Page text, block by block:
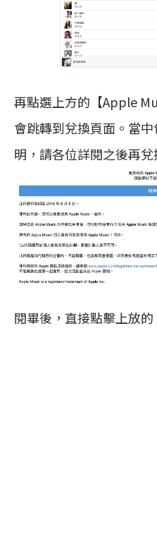
再點選上方的【Apple
會跳轉到兌換頁面。當
明，請各位詳閱之後再兌
閱畢後，直接點擊上放